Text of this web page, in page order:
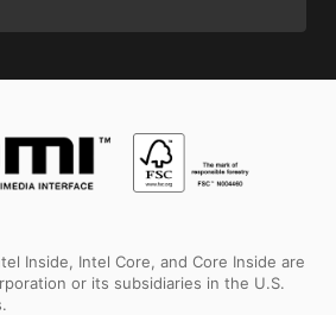
Inside, Intel Core, and Core Inside are
or its subsidiaries in the U.S.